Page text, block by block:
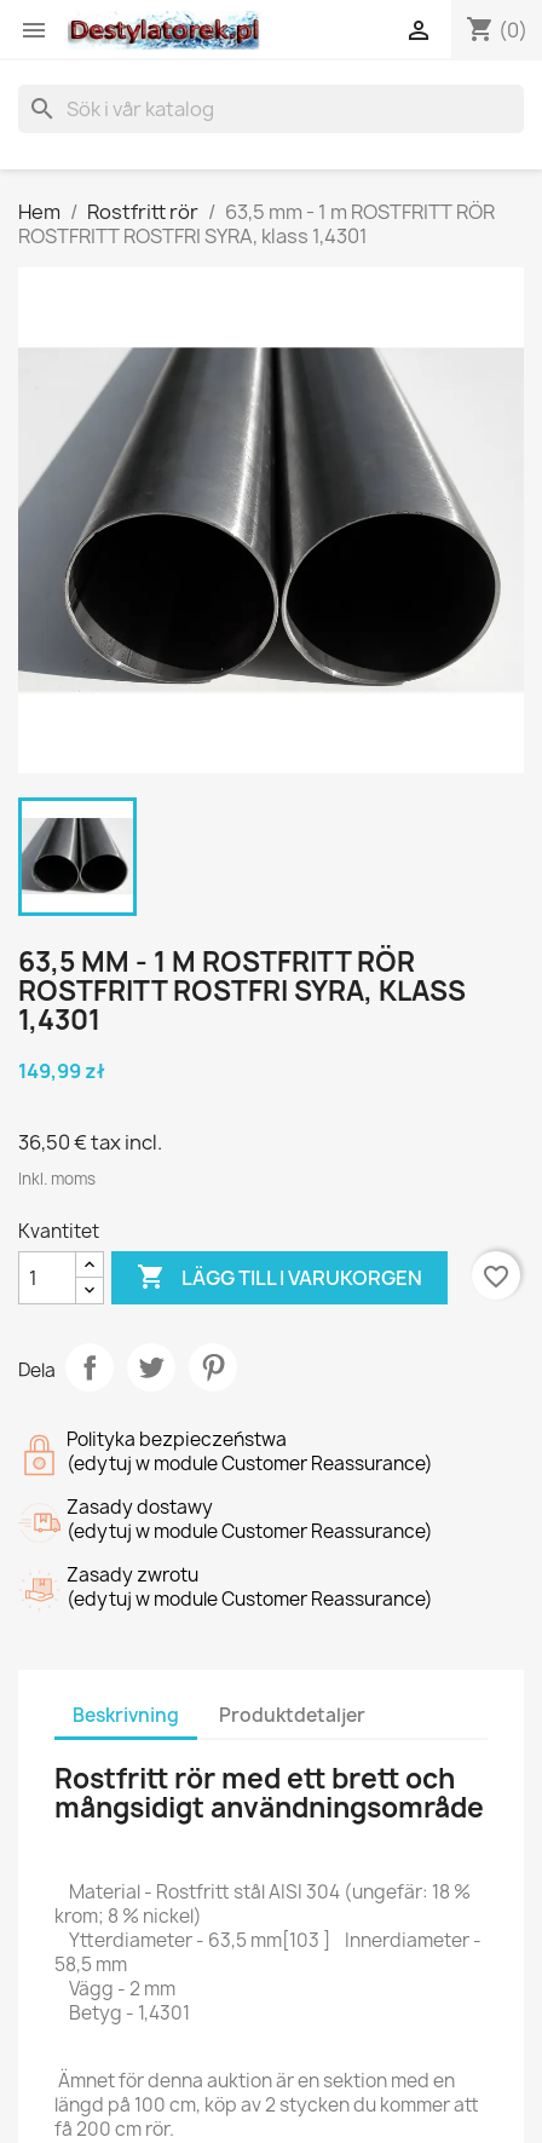
 shopping_cart (0)

search
Hem Rostfritt rör
63,5 mm - 1 m ROSTFRITT RÖR
ROSTFRITT ROSTFRI SYRA, klass 1,4301
63,5 MM - 1 M ROSTFRITT RÖR
ROSTFRITT ROSTFRI SYRA, KLASS
1,4301
149,99 zł
36,50 €tax incl.
Inkl. moms
Kvantitet
 LÄGG TILL I VARUKORGEN favorite_border
Dela
Polityka bezpieczeństwa
(edytuj w module Customer Reassurance)
Zasady dostawy
(edytuj w module Customer Reassurance)
Zasady zwrotu
(edytuj w module Customer Reassurance)
Beskrivning Produktdetaljer
Rostfritt rör med ett brett och
mångsidigt användningsområde
Material - Rostfritt stål AISI 304 (ungefär: 18 %
krom; 8 % nickel)
Ytterdiameter - 63,5 mm[103 ] Innerdiameter -
58,5 mm
Vägg - 2 mm
Betyg - 1,4301
Ämnet för denna auktion är en sektion med en
längd på 100 cm, köp av 2 stycken du kommer att
få 200 cm rör.